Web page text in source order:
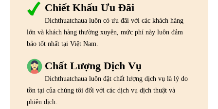
Chiết Khấu Ưu Đãi
Dichthuatchaua luôn có ưu đãi với các khách hàng
lớn và khách hàng thường xuyên, mức phí này luôn đảm
bảo tốt nhất tại Việt Nam.
Chất Lượng Dịch Vụ
Dichthuatchaua luôn đặt chất lượng dịch vụ là lý do
tồn tại của chúng tôi đối với các dịch vụ dịch thuật và
phiên dịch.